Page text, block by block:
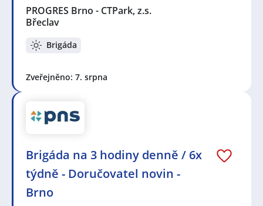
PROGRES Brno - CTPark, z.s.
Břeclav
Brigáda
Zveřejněno: 7. srpna
Brigáda na 3 hodiny denně / 6x
týdně - Doručovatel novin -
Brno